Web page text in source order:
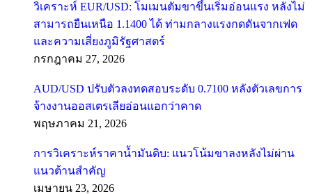
วิเคราะห์ EUR/USD: โมเมนตัมขาขึ้นเริ่มอ่อนแรง หลังไม่
สามารถยืนเหนือ 1.1400 ได้ ท่ามกลางแรงกดดันจากเฟด
และความเสี่ยงภูมิรัฐศาสตร์
กรกฎาคม 27, 2026
AUD/USD ปรับตัวลงทดสอบระดับ 0.7100 หลังตัวเลขการ
จ้างงานออสเตรเลียอ่อนแอกว่าคาด
พฤษภาคม 21, 2026
การวิเคราะห์ราคาน้ำมันดิบ: แนวโน้มขาลงหลังไม่ผ่าน
แนวต้านสำคัญ
เมษายน 23, 2026